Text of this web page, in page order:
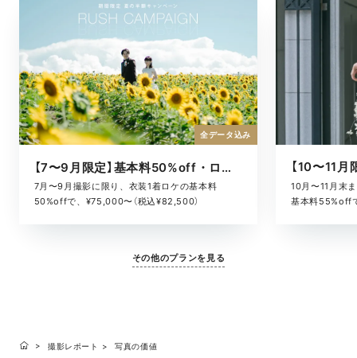
【7〜9月限定】基本料50%off・ロケキャンペーン
7月〜9月撮影に限り、衣装1着ロケの基本料
50%offで、¥75,000〜（税込¥82,500）
全データ込み
10月〜11月末
基本料55%off
その他のプランを見る
撮影レポート 写真の価値